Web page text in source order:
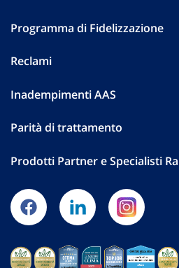
Programma di Fidelizzazione
Reclami
Inadempimenti AAS
Parità di trattamento
Prodotti Partner e Specialisti